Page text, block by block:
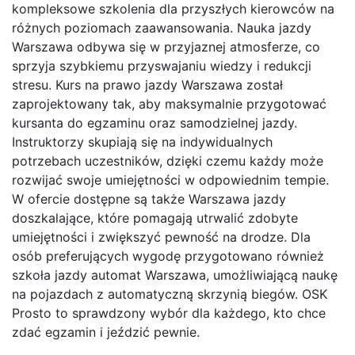
kompleksowe szkolenia dla przyszłych kierowców na
różnych poziomach zaawansowania. Nauka jazdy
Warszawa odbywa się w przyjaznej atmosferze, co
sprzyja szybkiemu przyswajaniu wiedzy i redukcji
stresu. Kurs na prawo jazdy Warszawa został
zaprojektowany tak, aby maksymalnie przygotować
kursanta do egzaminu oraz samodzielnej jazdy.
Instruktorzy skupiają się na indywidualnych
potrzebach uczestników, dzięki czemu każdy może
rozwijać swoje umiejętności w odpowiednim tempie.
W ofercie dostępne są także Warszawa jazdy
doszkalające, które pomagają utrwalić zdobyte
umiejętności i zwiększyć pewność na drodze. Dla
osób preferujących wygodę przygotowano również
szkoła jazdy automat Warszawa, umożliwiającą naukę
na pojazdach z automatyczną skrzynią biegów. OSK
Prosto to sprawdzony wybór dla każdego, kto chce
zdać egzamin i jeździć pewnie.